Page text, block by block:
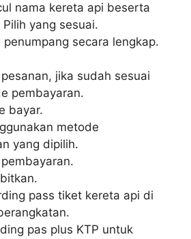
nama kereta api beserta
yang sesuai.
penumpang secara lengkap.
jika sudah sesuai
pembayaran.
bayar.
metode
yang dipilih.
pass tiket kereta api di
pas plus KTP untuk